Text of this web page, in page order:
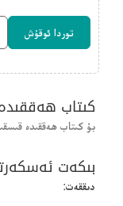
توردا ئوقۇش
كىتاب
بۇ كىتاب ھەققىدە
بىكەت
دىققەت: